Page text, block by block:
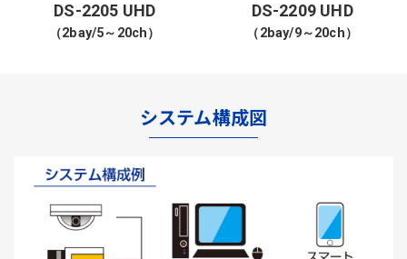
DS-2205 UHD
（2bay/5～20ch）
DS-2209 UHD
（2bay/9～20ch）
システム構成図